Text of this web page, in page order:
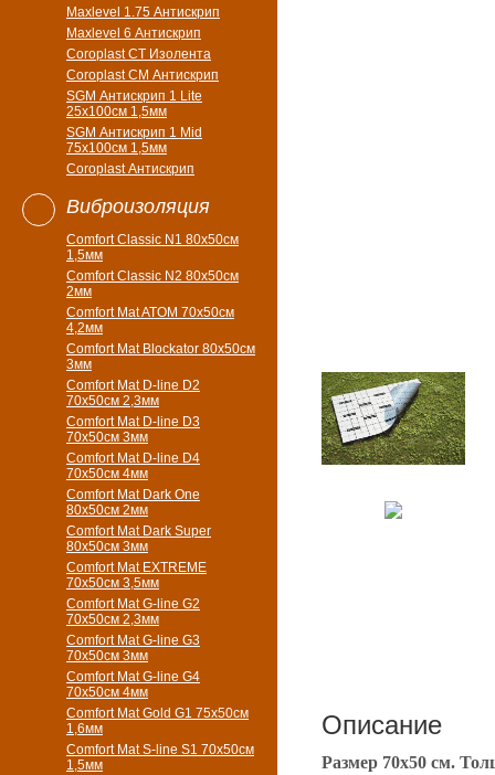
Maxlevel 1.75 Антискрип
Maxlevel 6 Антискрип
Coroplast CT Изолента
Coroplast CM Антискрип
SGM Антискрип 1 Lite
25x100cм 1,5мм
SGM Антискрип 1 Mid
75x100cм 1,5мм
Coroplast Антискрип
Виброизоляция
Comfort Classic N1 80x50см
1,5мм
Comfort Classic N2 80x50см
2мм
Comfort Mat ATOM 70x50см
4,2мм
Comfort Mat Blockator 80х50см
3мм
Comfort Mat D-line D2
70х50см 2,3мм
Comfort Mat D-line D3
70х50см 3мм
Comfort Mat D-line D4
70х50см 4мм
Comfort Mat Dark One
80x50см 2мм
Comfort Mat Dark Super
80x50см 3мм
Comfort Mat EXTREME
70x50см 3,5мм
Comfort Mat G-line G2
70х50см 2,3мм
Comfort Mat G-line G3
70х50см 3мм
Comfort Mat G-line G4
70х50см 4мм
Comfort Mat Gold G1 75х50см
1,6мм
Comfort Mat S-line S1 70х50см
1,5мм
Описание
Размер 70х50 см.